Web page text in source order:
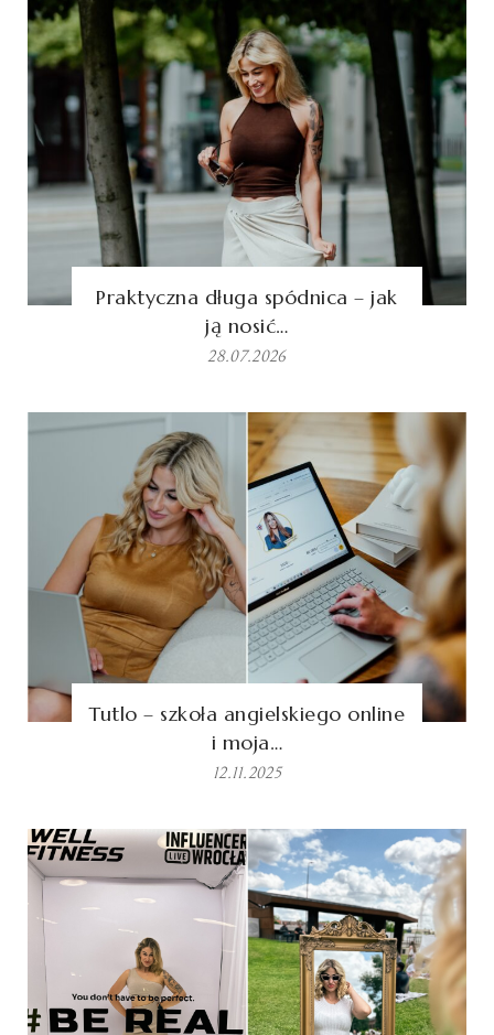
Praktyczna długa spódnica – jak
ją nosić…
28.07.2026
Tutlo – szkoła angielskiego online
i moja…
12.11.2025